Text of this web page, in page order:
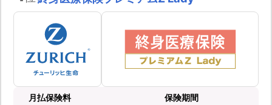
月払保険料
保険期間